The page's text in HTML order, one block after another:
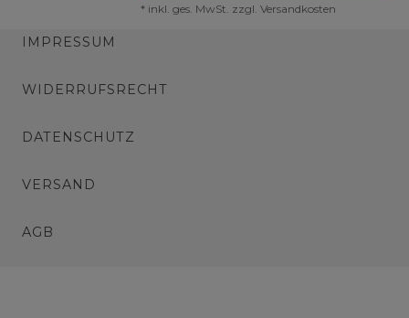
* inkl. ges. MwSt. zzgl. Versandkosten
IMPRESSUM
WIDERRUFSRECHT
DATENSCHUTZ
VERSAND
AGB